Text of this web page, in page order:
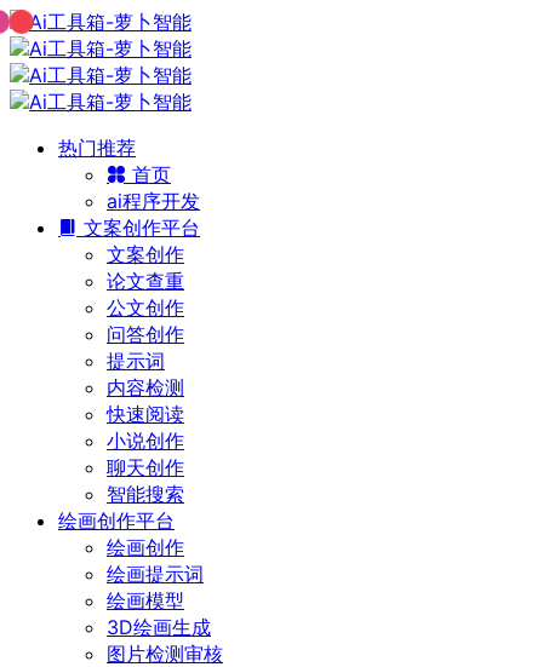
热门推荐
首页
ai程序开发
文案创作平台
文案创作
论文查重
公文创作
问答创作
提示词
内容检测
快速阅读
小说创作
聊天创作
智能搜索
绘画创作平台
绘画创作
绘画提示词
绘画模型
3D绘画生成
图片检测审核